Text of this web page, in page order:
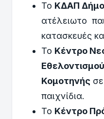
Το ΚΔΑΠ
ατέλειωτο
κατασκευές
Το Κέντρο
Κομοτηνής
παιχνίδια.
Το Κέντρο